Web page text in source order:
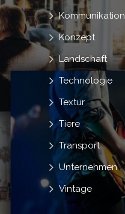
Kommunikation
Konzept
Landschaft
Technologie
Textur
Tiere
Transport
Unternehmen
Vintage